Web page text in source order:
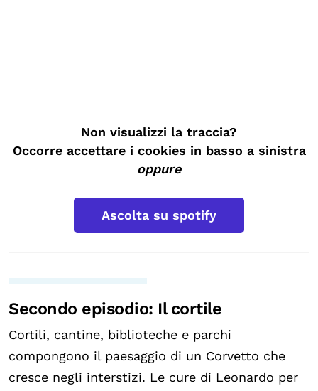
Non visualizzi la traccia?
Occorre accettare i cookies in basso a sinistra
oppure
Ascolta su spotify
Secondo episodio: Il cortile
Cortili, cantine, biblioteche e parchi
compongono il paesaggio di un Corvetto che
cresce negli interstizi. Le cure di Leonardo per